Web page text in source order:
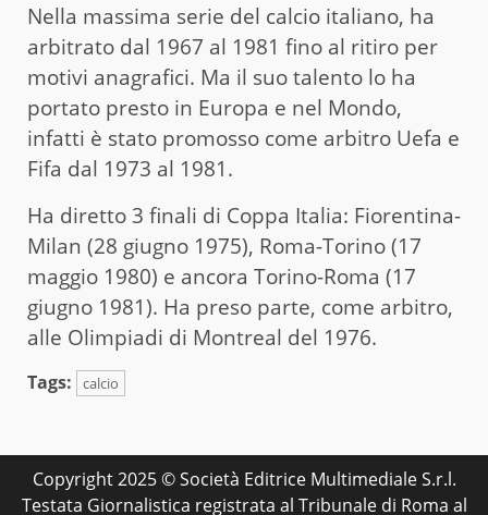
Nella massima serie del calcio italiano, ha
arbitrato dal 1967 al 1981 fino al ritiro per
motivi anagrafici. Ma il suo talento lo ha
portato presto in Europa e nel Mondo,
infatti è stato promosso come arbitro Uefa e
Fifa dal 1973 al 1981.
Ha diretto 3 finali di Coppa Italia: Fiorentina-
Milan (28 giugno 1975), Roma-Torino (17
maggio 1980) e ancora Torino-Roma (17
giugno 1981). Ha preso parte, come arbitro,
alle Olimpiadi di Montreal del 1976.
Tags: calcio
Copyright 2025 © Società Editrice Multimediale S.r.l.
Testata Giornalistica registrata al Tribunale di Roma al